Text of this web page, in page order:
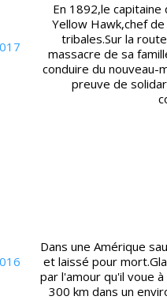
En 1892,le
Yellow Hawk,chef
tribales.Sur la
massacre de sa
conduire du nouveau-
preuve de
Dans une Amérique
et laissé pour
par l'amour qu'il voue
300 km dans un